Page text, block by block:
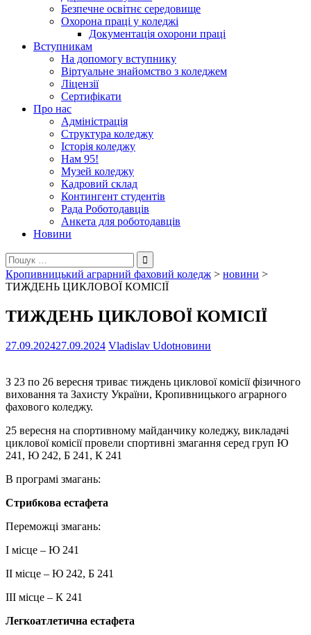
Безпечне освітнє середовище
Охорона праці у коледжі
Документація охорони праці
Вступникам
На допомогу вступнику
Віртуальне знайомство з коледжем
Ліцензії
Сертифікати
Про нас
Адміністрація
Структура коледжу
Історія коледжу
Нам 95!
Музей коледжу
Кадровий склад
Контингент студентів
Рада Роботодавців
Анкета для роботодавців
Новини
Пошук:
Кропивницький аграрний фаховий коледж > новини >
ТИЖДЕНЬ ЦИКЛОВОЇ КОМІСІЇ
ТИЖДЕНЬ ЦИКЛОВОЇ КОМІСІЇ
27.09.202427.09.2024 Vladislav Udotновини
З 23 по 26 вересня триває тиждень циклової комісії фізичного
виховання та Захисту України, Кропивницького аграрного
фахового коледжу.
25 вересня на спортивному майданчику коледжу, викладачі
циклової комісії провели спортивні змагання серед груп Ю
241, Ю 242, Б 241, К 241
В програмі змагань:
Стрибкова естафета
Переможці змагань:
I місце – Ю 241
II місце – Ю 242, Б 241
III місце – К 241
Легкоатлетична естафета